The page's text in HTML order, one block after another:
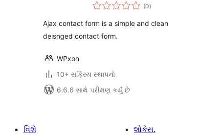
(0કુલ
રેટિંગ્સ
)
Ajax contact form is a simple and clean
deisnged contact form.
WPxon
10+ સક્રિય સ્થાપનો
6.6.6 સાથે પરીક્ષણ કર્યું છે
વિશે
શોકેસ.